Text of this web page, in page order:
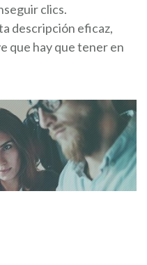
clics.
descripción eficaz,
que hay que tener en